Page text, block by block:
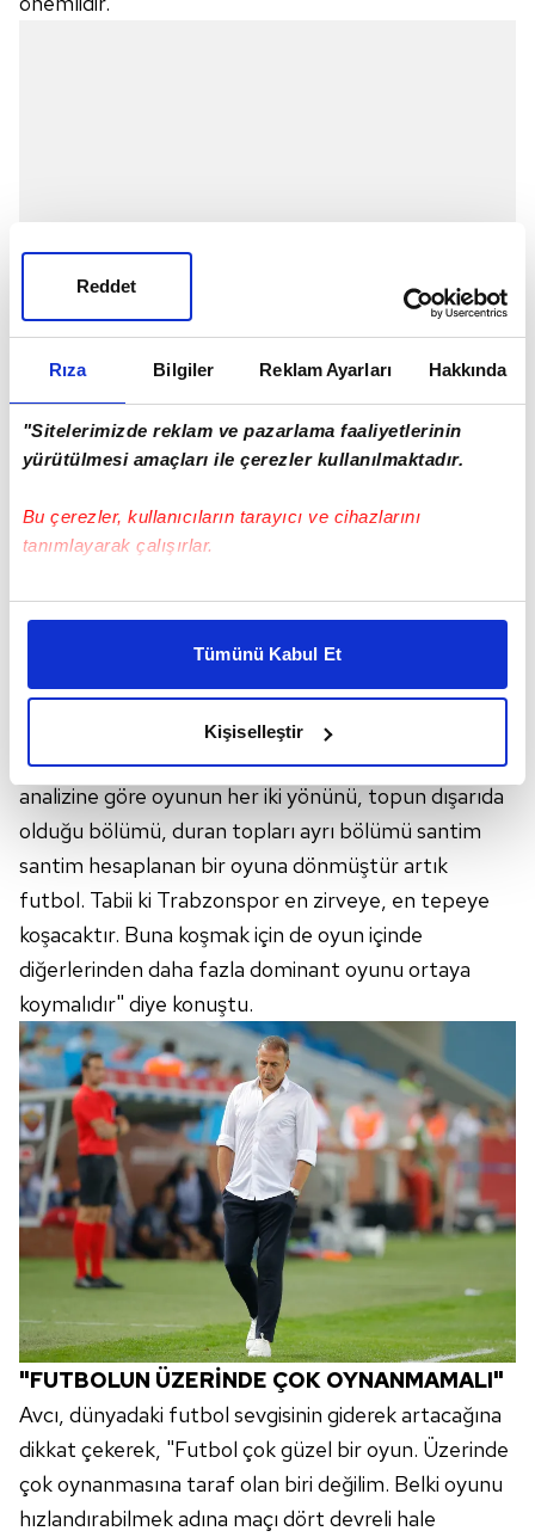
Rıza Bilgiler Reklam Ayarları Hakkında
"Sitelerimizde reklam ve pazarlama faaliyetlerinin
yürütülmesi amaçları ile çerezler kullanılmaktadır.
Bu çerezler, kullanıcıların tarayıcı ve cihazlarını
tanımlayarak çalışırlar.
Bu çerezlere izin vermeniz halinde sizlere özel
daha iyi reklam deneyimi yaşatabiliriz. Bunu yaparken
amacımızın size daha iyi bir reklam deneyimi sunmak
elimizden gelen çabayı gösterdiğimizi ve bu noktada,
kalemimiz olduğunu sizlere hatırlatmak isteriz.
Her halükârda, kullanıcılar, bu çerezlere izin vermedikleri
takdirde, kullanıcılara hedefli reklamlar
Sizlere daha iyi bir hizmet sunabilmek için İnternet
Sitemizde kendimize ve üçüncü kişilere ait çerezler
kullanılmaktadır. Bu çerezler vasıtasıyla çeşitli kişisel
verileriniz işlenmekte olup gerekli olan çerezler bilgi
toplumu hizmetlerinin sunulması amacıyla
kullanılmaktadır. Diğer çerezler, sitemizin daha işlevsel
kılınması ve kişiselleştirilmesi ve sizlere yönelik
reklam/pazarlama faaliyetlerinin yapılması, amaçlarıyla
sınırlı olarak açık rızanız dahilinde kullanılacaktır.
Çerezlere ilişkin tercihlerinizi aşağıda yer alan panel
vasıtasıyla belirleyebilirsiniz. Çerezlere ilişkin detaylı bilgi
için Ayarlar butonuna tıklayabilir,Çerez Bilgilendirme
Metnimiziziyaret edebilirsiniz.
6698 sayılı Kişisel Verilerin Korunması Kanunu uyarınca
hazırlanmış Aydınlatma Metnimizi okumak ve sitemizde
ilgili mevzuata uygun olarak kullanılan çerezlerle ilgili bilgi
almak için lütfentıklayınız.
Tümünü Kabul Et
Kişiselleştir
Reddet
Bazen kendi oyuncu profiline göre, bazen rakibin
analizine göre oyunun her iki yönünü, topun dışarıda
olduğu bölümü, duran topları ayrı bölümü santim
santim hesaplanan bir oyuna dönmüştür artık
futbol. Tabii ki Trabzonspor en zirveye, en tepeye
koşacaktır. Buna koşmak için de oyun içinde
diğerlerinden daha fazla dominant oyunu ortaya
koymalıdır" diye konuştu.
"FUTBOLUN ÜZERİNDE ÇOK OYNANMAMALI"
Avcı, dünyadaki futbol sevgisinin giderek artacağına
dikkat çekerek, "Futbol çok güzel bir oyun. Üzerinde
çok oynanmasına taraf olan biri değilim. Belki oyunu
hızlandırabilmek adına maçı dört devreli hale